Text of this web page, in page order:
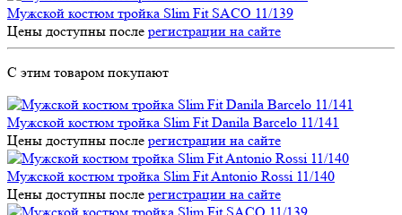
Мужской костюм тройка Slim Fit SACO 11/139
Цены доступны после регистрации на сайте
С этим товаром покупают
Мужской костюм тройка Slim Fit Danila Barcelo 11/141
Цены доступны после регистрации на сайте
Мужской костюм тройка Slim Fit Antonio Rossi 11/140
Цены доступны после регистрации на сайте